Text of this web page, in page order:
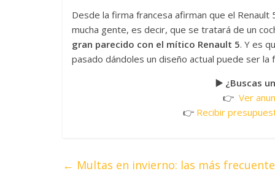
Desde la firma francesa afirman que el
mucha gente, es decir, que se tratará de un
gran parecido con el mítico Renault 5. Y es
pasado dándoles un diseño actual puede ser
▶️ ¿Buscas
👉 Ver
👉 Recibir
← Multas en invierno: las más